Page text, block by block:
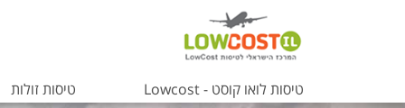
טיסות לואו קוסט - Lowcost
טיסות זולות